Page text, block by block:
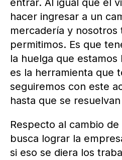
entrar. Al igual que el
hacer ingresar a un
mercadería y nosotros
permitimos. Es que
la huelga que
es la herramienta que
seguiremos con este
hasta que se
Respecto al cambio
busca lograr la
si eso se diera los